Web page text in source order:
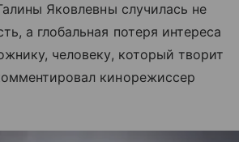
Яковлевны случилась не
а глобальная потеря интереса
человеку, который творит
кинорежиссер